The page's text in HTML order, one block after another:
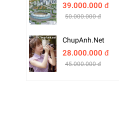
39.000.000 đ
50.000.000 đ
ChupAnh.net
28.000.000 đ
45.000.000 đ